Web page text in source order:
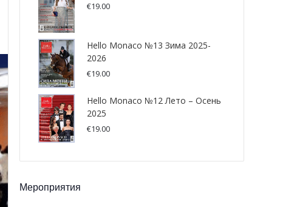
€19.00
Hello Monaco №13 Зима 2025-
2026
€19.00
Hello Monaco №12 Лето – Осень
2025
€19.00
Мероприятия